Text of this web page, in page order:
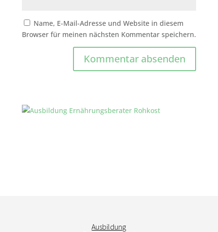
Name, E-Mail-Adresse und Website in diesem
Browser für meinen nächsten Kommentar speichern.
Ausbildung